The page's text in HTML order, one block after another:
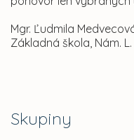
Skupiny
Mgr. Ľudmila
Základná škola, Nám.